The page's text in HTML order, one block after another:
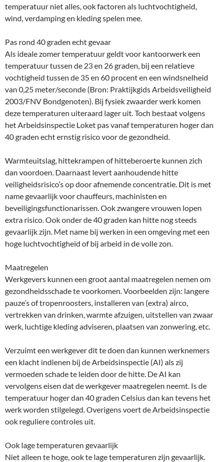
temperatuur niet alles, ook factoren als luchtvochtigheid,
wind, verdamping en kleding spelen mee.
Pas rond 40 graden echt gevaar
Als ideale zomer temperatuur geldt voor kantoorwerk een
temperatuur tussen de 23 en 26 graden, bij een relatieve
vochtigheid tussen de 35 en 60 procent en een windsnelheid
van 0,25 meter/seconde (Bron: Praktijkgids Arbeidsveiligheid
2003/FNV Bondgenoten). Bij fysiek zwaarder werk komen
deze temperaturen uiteraard lager uit. Toch bestaat volgens
het Arbeidsinspectie Loket pas vanaf temperaturen hoger dan
40 graden echt ernstig risico voor de gezondheid.
Warmteuitslag, hittekrampen of hitteberoerte kunnen zich
dan voordoen. Daarnaast levert aanhoudende hitte
veiligheidsrisico’s op door afnemende concentratie. Dit is met
name gevaarlijk voor chauffeurs, machinisten en
beveiligingsfunctionarissen. Ook zwangere vrouwen lopen
extra risico. Ook onder de 40 graden kan hitte nog steeds
gevaarlijk zijn. Met name bij werken in een omgeving met een
hoge luchtvochtigheid of bij arbeid in de volle zon.
Maatregelen
Werkgevers kunnen een groot aantal maatregelen nemen om
gezondheidsschade te voorkomen. Voorbeelden zijn: langere
pauze’s of tropenroosters, installeren van (extra) airco,
vertrekken van drinken, warmte afzuigen, uitstellen van zwaar
werk, luchtige kleding adviseren, plaatsen van zonwering, etc.
Verzuimt een werkgever dit te doen dan kunnen werknemers
een klacht indienen bij de Arbeidsinspectie (AI) als zij
vermoeden schade te leiden door de hitte. De AI kan
vervolgens eisen dat de werkgever maatregelen neemt. Is de
temperatuur hoger dan 40 graden Celsius dan kan tevens het
werk worden stilgelegd. Overigens voert de Arbeidsinspectie
ook reguliere controles uit.
Ook lage temperaturen gevaarlijk
Niet alleen te hoge, ook te lage temperaturen zijn gevaarlijk.